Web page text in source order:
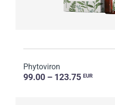
Phytoviron
99.00 – 123.75 EUR